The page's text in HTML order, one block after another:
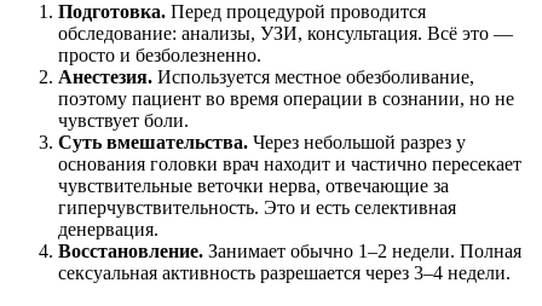
Подготовка. Перед процедурой проводится
обследование: анализы, УЗИ, консультация. Всё это —
просто и безболезненно.
Анестезия. Используется местное обезболивание,
поэтому пациент во время операции в сознании, но не
чувствует боли.
Суть вмешательства. Через небольшой разрез у
основания головки врач находит и частично пересекает
чувствительные веточки нерва, отвечающие за
гиперчувствительность. Это и есть селективная
денервация.
Восстановление. Занимает обычно 1–2 недели. Полная
сексуальная активность разрешается через 3–4 недели.